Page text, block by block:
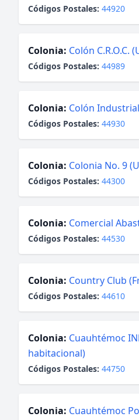
Códigos Postales: 44920
Colonia: Colón C.R.O.C.
Códigos Postales: 44989
Colonia: Colón
Códigos Postales: 44930
Colonia: Colonia No. 9
Códigos Postales: 44300
Colonia: Comercial
Códigos Postales: 44530
Colonia: Country Club
Códigos Postales: 44610
Colonia: Cuauhtémoc
habitacional)
Códigos Postales: 44750
Colonia: Cuauhtémoc